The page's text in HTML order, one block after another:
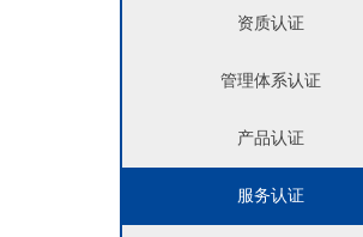
资质认证
管理体系认证
产品认证
服务认证